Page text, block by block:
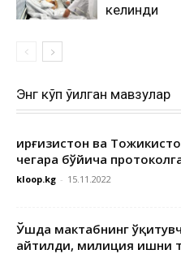
келинди
Энг кўп ўқилган мавзулар
Қирғизистон ва
чегара бўйича
kloop.kg - 15.11.2022
Ўшда мактабнинг
айтилди, милиция ишни